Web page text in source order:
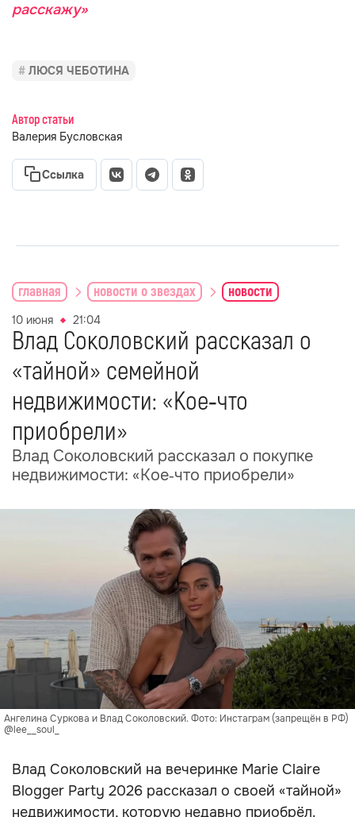
расскажу»
ЛЮСЯ ЧЕБОТИНА
Автор статьи
Валерия Бусловская
Ссылка
главная новости о звездах новости
10 июня 21:04
Влад Соколовский рассказал о
«тайной» семейной
недвижимости: «Кое‑что
приобрели»
Влад Соколовский рассказал о покупке
недвижимости: «Кое‑что приобрели»
Ангелина Суркова и Влад Соколовский. Фото: Инстаграм (запрещён в РФ)
@lee__soul_
Влад Соколовский на вечеринке Marie Claire
Blogger Party 2026 рассказал о своей «тайной»
недвижимости, которую недавно приобрёл.